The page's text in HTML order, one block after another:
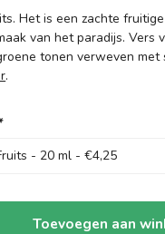
Het is een zachte
van het paradijs.
tonen verweven met
.
Toevoegen aan